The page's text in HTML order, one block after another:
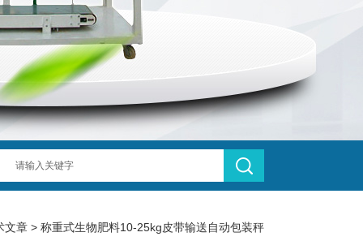
文章 > 称重式生物肥料10-25kg皮带输送自动包装秤